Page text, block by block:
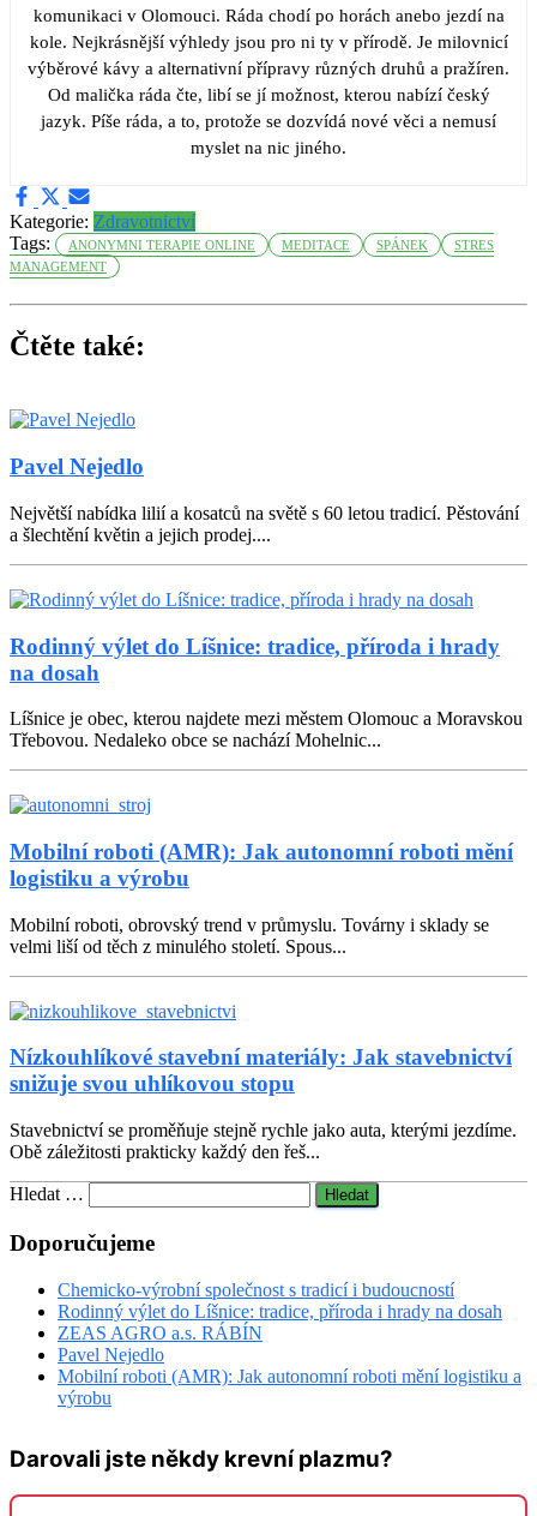
komunikaci v Olomouci. Ráda chodí po horách anebo jezdí na
kole. Nejkrásnější výhledy jsou pro ni ty v přírodě. Je milovnicí
výběrové kávy a alternativní přípravy různých druhů a pražíren.
Od malička ráda čte, libí se jí možnost, kterou nabízí český
jazyk. Píše ráda, a to, protože se dozvídá nové věci a nemusí
myslet na nic jiného.
Kategorie: Zdravotnictví
Tags:
ANONYMNI TERAPIE ONLINE MEDITACE SPÁNEK
STRES
MANAGEMENT
Čtěte také:
Pavel Nejedlo
Největší nabídka lilií a kosatců na světě s 60 letou tradicí. Pěstování
a šlechtění květin a jejich prodej....
Rodinný výlet do Líšnice: tradice, příroda i hrady
na dosah
Líšnice je obec, kterou najdete mezi městem Olomouc a Moravskou
Třebovou. Nedaleko obce se nachází Mohelnic...
Mobilní roboti (AMR): Jak autonomní roboti mění
logistiku a výrobu
Mobilní roboti, obrovský trend v průmyslu. Továrny i sklady se
velmi liší od těch z minulého století. Spous...
Nízkouhlíkové stavební materiály: Jak stavebnictví
snižuje svou uhlíkovou stopu
Stavebnictví se proměňuje stejně rychle jako auta, kterými jezdíme.
Obě záležitosti prakticky každý den řeš...
Vyhledávání
Hledat …
Doporučujeme
Chemicko-výrobní společnost s tradicí i budoucností
Rodinný výlet do Líšnice: tradice, příroda i hrady na dosah
ZEAS AGRO a.s. RÁBÍN
Pavel Nejedlo
Mobilní roboti (AMR): Jak autonomní roboti mění logistiku a
výrobu
Darovali jste někdy krevní plazmu?